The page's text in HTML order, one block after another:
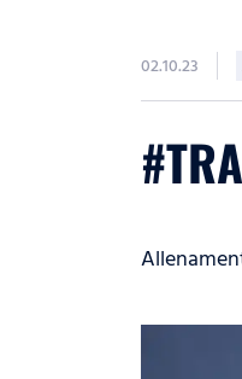
02.10.23